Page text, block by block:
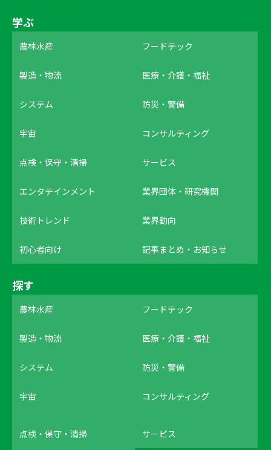
学ぶ
農林水産 フードテック
製造・物流 医療・介護・福祉
システム 防災・警備
宇宙 コンサルティング
点検・保守・清掃 サービス
エンタテインメント 業界団体・研究機関
技術トレンド 業界動向
初心者向け 記事まとめ・お知らせ
探す
農林水産 フードテック
製造・物流 医療・介護・福祉
システム 防災・警備
宇宙 コンサルティング
点検・保守・清掃 サービス